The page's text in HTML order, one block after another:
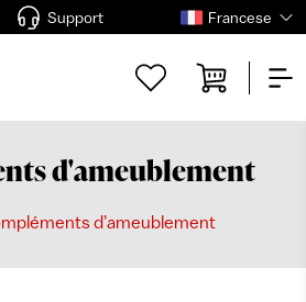
Support Francese
d'ameublement
d'ameublement